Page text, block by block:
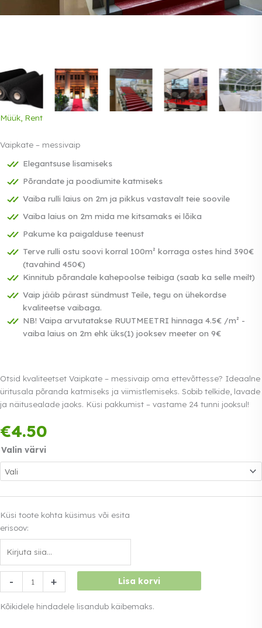
Müük, Rent
Vaipkate – messivaip
Elegantsuse lisamiseks
Põrandate ja poodiumite katmiseks
Vaiba rulli laius on 2m ja pikkus vastavalt teie soovile
Vaiba laius on 2m mida me kitsamaks ei lõika
Pakume ka paigalduse teenust
Terve rulli ostu soovi korral 100m² korraga ostes hind 390€
(tavahind 450€)
Kinnitub põrandale kahepoolse teibiga (saab ka selle meilt)
Vaip jääb pärast sündmust Teile, tegu on ühekordse
kvaliteetse vaibaga.
NB! Vaipa arvutatakse RUUTMEETRI hinnaga 4.5€ /m² -
vaiba laius on 2m ehk üks(1) jooksev meeter on 9€
Otsid kvaliteetset Vaipkate – messivaip oma ettevõttesse? Ideaalne
üritusala põranda katmiseks ja viimistlemiseks. Sobib telkide, lavade
ja näitusealade jaoks. Küsi pakkumist – vastame 24 tunni jooksul!
€4.50
Valin värvi
Küsi toote kohta küsimus või esita
erisoov:
-
-
messivaip
+ Lisa korvi
Kõikidele hindadele lisandub käibemaks.